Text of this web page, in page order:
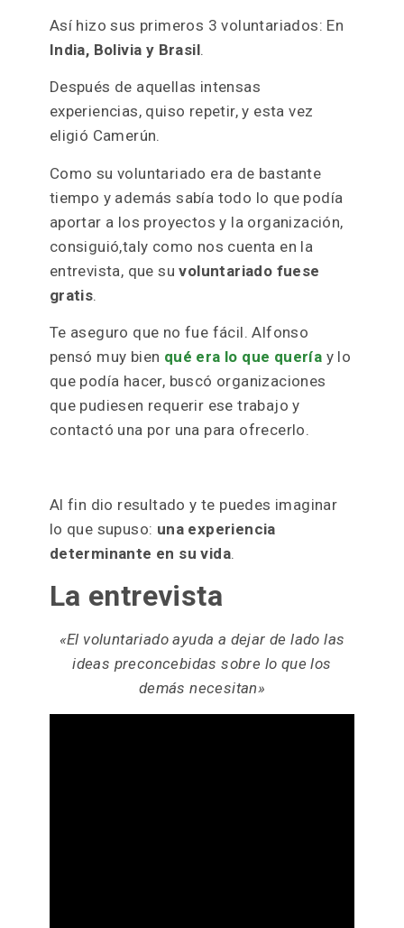
Así hizo sus primeros 3 voluntariados: En
India, Bolivia y Brasil.
Después de aquellas intensas
experiencias, quiso repetir, y esta vez
eligió Camerún.
Como su voluntariado era de bastante
tiempo y además sabía todo lo que podía
aportar a los proyectos y la organización,
consiguió,taly como nos cuenta en la
entrevista, que su voluntariado fuese
gratis.
Te aseguro que no fue fácil. Alfonso
pensó muy bien qué era lo que quería y lo
que podía hacer, buscó organizaciones
que pudiesen requerir ese trabajo y
contactó una por una para ofrecerlo.
Al fin dio resultado y te puedes imaginar
lo que supuso: una experiencia
determinante en su vida.
La entrevista
«El voluntariado ayuda a dejar de lado las
ideas preconcebidas sobre lo que los
demás necesitan»